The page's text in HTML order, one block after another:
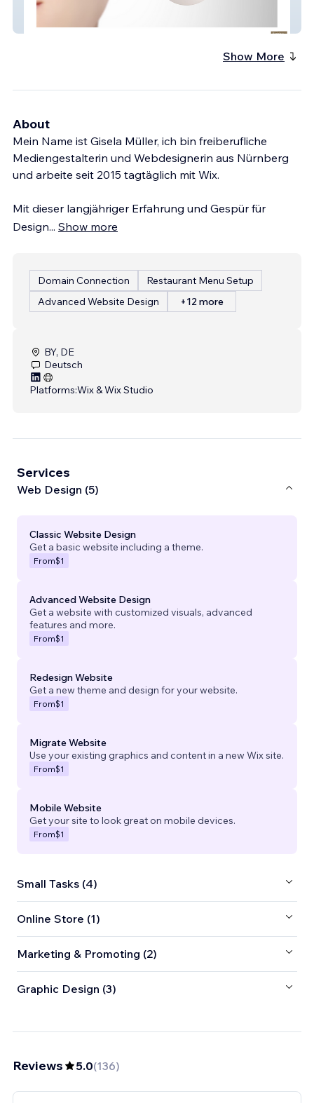
Show More
About
Mein Name ist Gisela Müller, ich bin freiberufliche
Mediengestalterin und Webdesignerin aus Nürnberg
und arbeite seit 2015 tagtäglich mit Wix.
Mit dieser langjähriger Erfahrung und Gespür für
Design... Show more
Domain Connection
Restaurant Menu Setup
Advanced Website Design
+12 more
BY, DE
Deutsch
Platforms:Wix & Wix Studio
Services
Web Design (5)
Classic Website Design
Get a basic website including a theme.
From$1
Advanced Website Design
Get a website with customized visuals, advanced
features and more.
From$1
Redesign Website
Get a new theme and design for your website.
From$1
Migrate Website
Use your existing graphics and content in a new Wix site.
From$1
Mobile Website
Get your site to look great on mobile devices.
From$1
Small Tasks (4)
Online Store (1)
Marketing & Promoting (2)
Graphic Design (3)
Reviews 5.0(136)